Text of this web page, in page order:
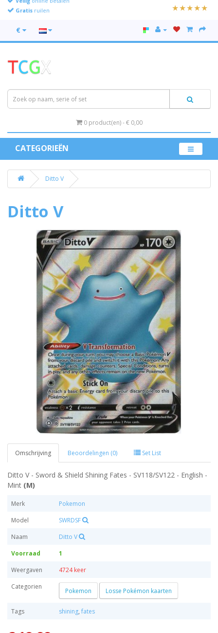
Gratis
€
0 product(en) - € 0,00
CATEGORIEËN
Ditto V
Ditto V
Omschrijving Beoordelingen (0) Set List
Ditto V - Sword & Shield Shining Fates - SV118/SV122 - English -
Mint (M)
Merk
Pokemon
Model
SWRDSF
Naam
Ditto V
Voorraad
1
Weergaven
4724 keer
Categorien
Pokemon Losse Pokémon kaarten
Tags shining, fates